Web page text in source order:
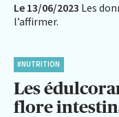
Le 13/06/2023 Les
l’affirmer.
#NUTRITION
Les
flore